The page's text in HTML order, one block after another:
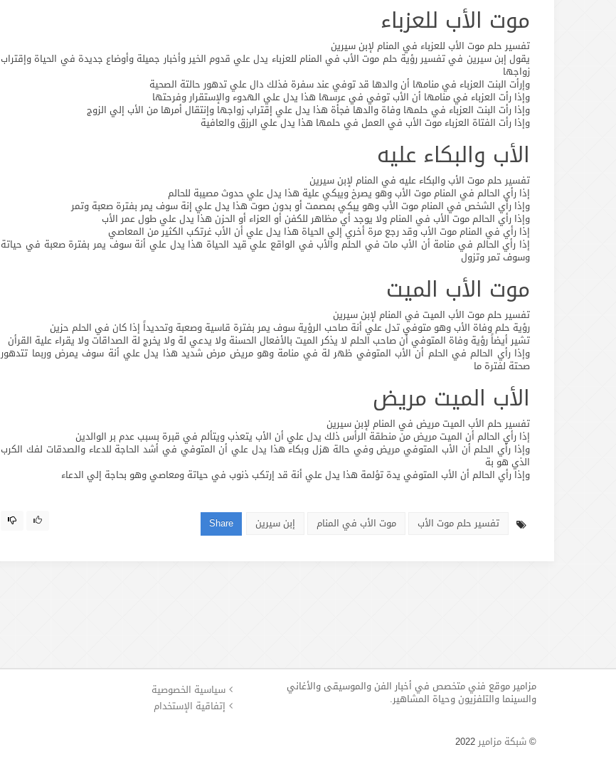
موت الأب للعزباء
تفسير حلم موت الأب للعزباء في المنام لإبن سيرين
يقول إبن سيرين في تفسير رؤية حلم موت الأب في المنام للعزباء يدل علي قدوم الخير وأخبار جميلة وأوضاع جديدة في الحياة وإقتراب
زواجها
وإرأت البنت العزباء في منامها أن والدها قد توفي عند سفرة فذلك دال علي تدهور حالتة الصحية
وإذا رأت العزباء في منامها أن الأب توفي في عرسها هذا يدل علي الهدوء والإستقرار وفرحتها
وإذا رأت البنت العزباء في حلمها وفاة والدها فجأة هذا يدل علي إقتراب زواجها وإنتقال أمرها من الأب إلي الزوج
وإذا رأت الفتاة العزباء موت الأب في العمل في حلمها هذا يدل علي الرزق والعافية
الأب والبكاء عليه
تفسير حلم موت الأب والبكاء عليه في المنام لإبن سيرين
إذا رأي الحالم في المنام موت الأب وهو يصرخ ويبكي علية هذا يدل علي حدوث مصيبة للحالم
وإذا رأي الشخص في المنام موت الأب وهو يبكي بمصمت أو بدون صوت هذا يدل علي إنة سوف يمر بفترة صعبة وتمر
وإذا رأي الحالم موت الأب في المنام ولا يوجد أي مظاهر للكفن أو العزاء أو الحزن هذا يدل علي طول عمر الأب
إذا رأي في المنام موت الأب وقد رجع مرة أخري إلي الحياة هذا يدل علي أن الأب غرتكب الكثير من المعاصي
إذا رأي الحالم في منامة أن الأب مات في الحلم والأب في الواقع علي قيد الحياة هذا يدل علي أنة سوف يمر بفترة صعبة في حياتة
وسوف تمر وتزول
موت الأب الميت
تفسير حلم موت الأب الميت في المنام لإبن سيرين
رؤية حلم وفاة الأب وهو متوفي تدل علي أنة صاحب الرؤية سوف يمر بفترة قاسية وصعبة وتحديداً إذا كان في الحلم حزين
تشير أيضاً رؤية وفاة المتوفي أن صاحب الحلم لا يذكر الميت بالأفعال الحسنة ولا يدعي لة ولا يخرج لة الصداقات ولا يقراء علية القرأن
وإذا رأي الحالم في الحلم أن الأب المتوفي ظهر لة في منامة وهو مريض مرض شديد هذا يدل علي أنة سوف يمرض وربما تتدهور
صحتة لفترة ما
الأب الميت مريض
تفسير حلم الأب الميت مريض في المنام لإبن سيرين
إذا رأي الحالم أن الميت مريض من منطقة الرأس ذلك يدل علي أن الأب يتعذب ويتألم في قبرة بسبب عدم بر الوالدين
وإذا رأي الحلم أن الأب المتوفي مريض وفي حالة هزل وبكاء هذا يدل علي أن المتوفي في أشد الحاجة للدعاء والصدقات لفك الكرب
الذي هو بة
وإذا رأي الحالم أن الأب المتوفي يدة تؤلمة هذا يدل علي أنة قد إرتكب ذنوب في حياتة ومعاصي وهو بحاجة إلي الدعاء
تفسير حلم موت الأب موت الأب في المنام إبن سيرين Share
مزامير موقع فني متخصص في أخبار الفن والموسيقى والأغاني
والسينما والتلفزيون وحياة المشاهير.
سياسية الخصوصية
إتفاقية الإستخدام
©شبكة مزامير2022